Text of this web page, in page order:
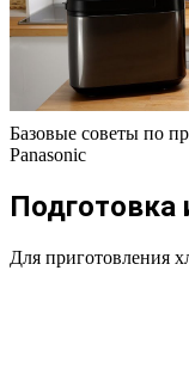
Базовые советы по
Panasonic
Подготовка
Для приготовления